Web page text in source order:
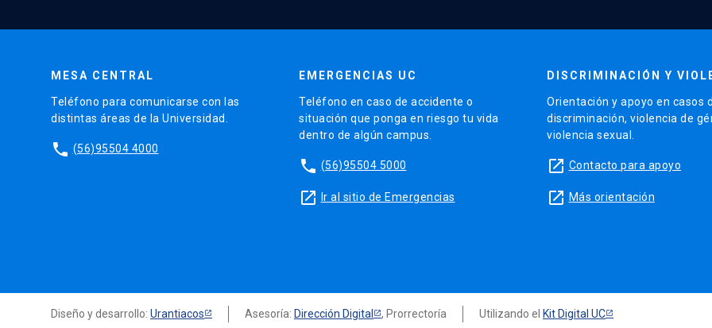
MESA CENTRAL
Teléfono para comunicarse con las
distintas áreas de la Universidad.
phone (56)95504 4000
EMERGENCIAS UC
Teléfono en caso de accidente o
situación que ponga en riesgo tu vida
dentro de algún campus.
phone (56)95504 5000
launch Ir al sitio de Emergencias
DISCRIMINACIÓN Y
Orientación y apoyo en casos
discriminación, violencia de
violencia sexual.
launch Contacto para apoyo
launch Más orientación
Diseño y desarrollo: Urantiacos Asesoría: Dirección Digital , Prorrectoría Utilizando el Kit Digital UC